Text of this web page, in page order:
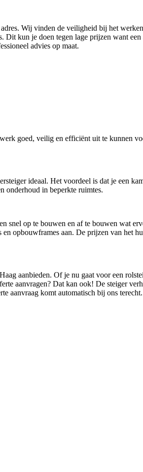
Wij vinden de veiligheid bij het
kun je doen tegen lage prijzen want
advies op maat.
goed, veilig en efficiënt uit te kunnen
ideaal. Het voordeel is dat je een
onderhoud in beperkte ruimtes.
snel op te bouwen en af te bouwen wat
opbouwframes aan. De prijzen van het
aanbieden. Of je nu gaat voor een
aanvragen? Dat kan ook! De steiger
aanvraag komt automatisch bij ons